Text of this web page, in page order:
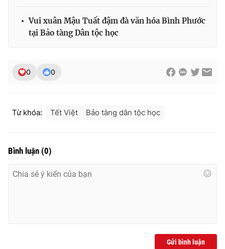
Email:toasoan@vtv.vn
Liên hệ quảng cáo:024-7300.7108
® Cấm sao chép dưới mọi hình thức nếu không có sự chấp
Vui xuân Mậu Tuất đậm đà văn hóa Bình Phước
tại Bảo tàng Dân tộc học
0 0
Từ khóa: Tết Việt Bảo tàng dân tộc học
Bình luận (0)
Gửi bình luận